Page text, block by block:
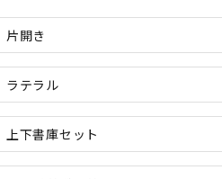
片開き
ラテラル
上下書庫セット